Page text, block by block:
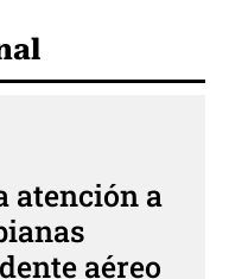
atención a
aéreo